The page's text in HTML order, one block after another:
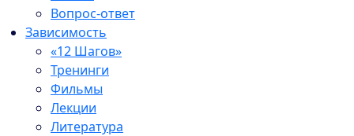
Вопрос-ответ
Зависимость
«12 Шагов»
Тренинги
Фильмы
Лекции
Литература